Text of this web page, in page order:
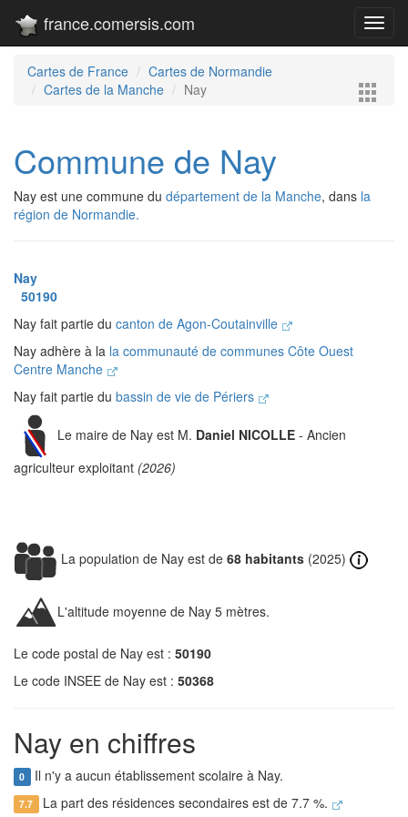
france.comersis.com
Cartes de France
Cartes de Normandie
Cartes de la Manche
Nay
Commune de Nay
Nay est une commune du département de la Manche, dans la
région de Normandie.
Nay
50190
Nay fait partie du canton de Agon-Coutainville
Nay adhère à la la communauté de communes Côte Ouest
Centre Manche
Nay fait partie du bassin de vie de Périers
Le maire de Nay est M. Daniel NICOLLE - Ancien
agriculteur exploitant (2026)
La population de Nay est de 68 habitants (2025)
L'altitude moyenne de Nay 5 mètres.
Le code postal de Nay est : 50190
Le code INSEE de Nay est : 50368
Nay en chiffres
0 Il n'y a aucun établissement scolaire à Nay.
7.7 La part des résidences secondaires est de 7.7 %.